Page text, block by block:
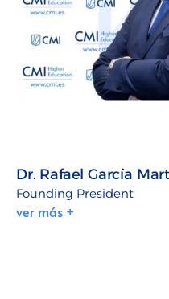
Dr. Rafael García
Founding President
ver más +